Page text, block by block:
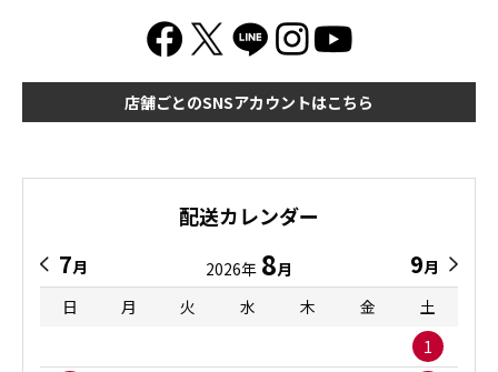
店舗ごとのSNSアカウントはこちら
配送カレンダー
7月 2026年 8月 9月
日
月 火 水 木 金
土
1